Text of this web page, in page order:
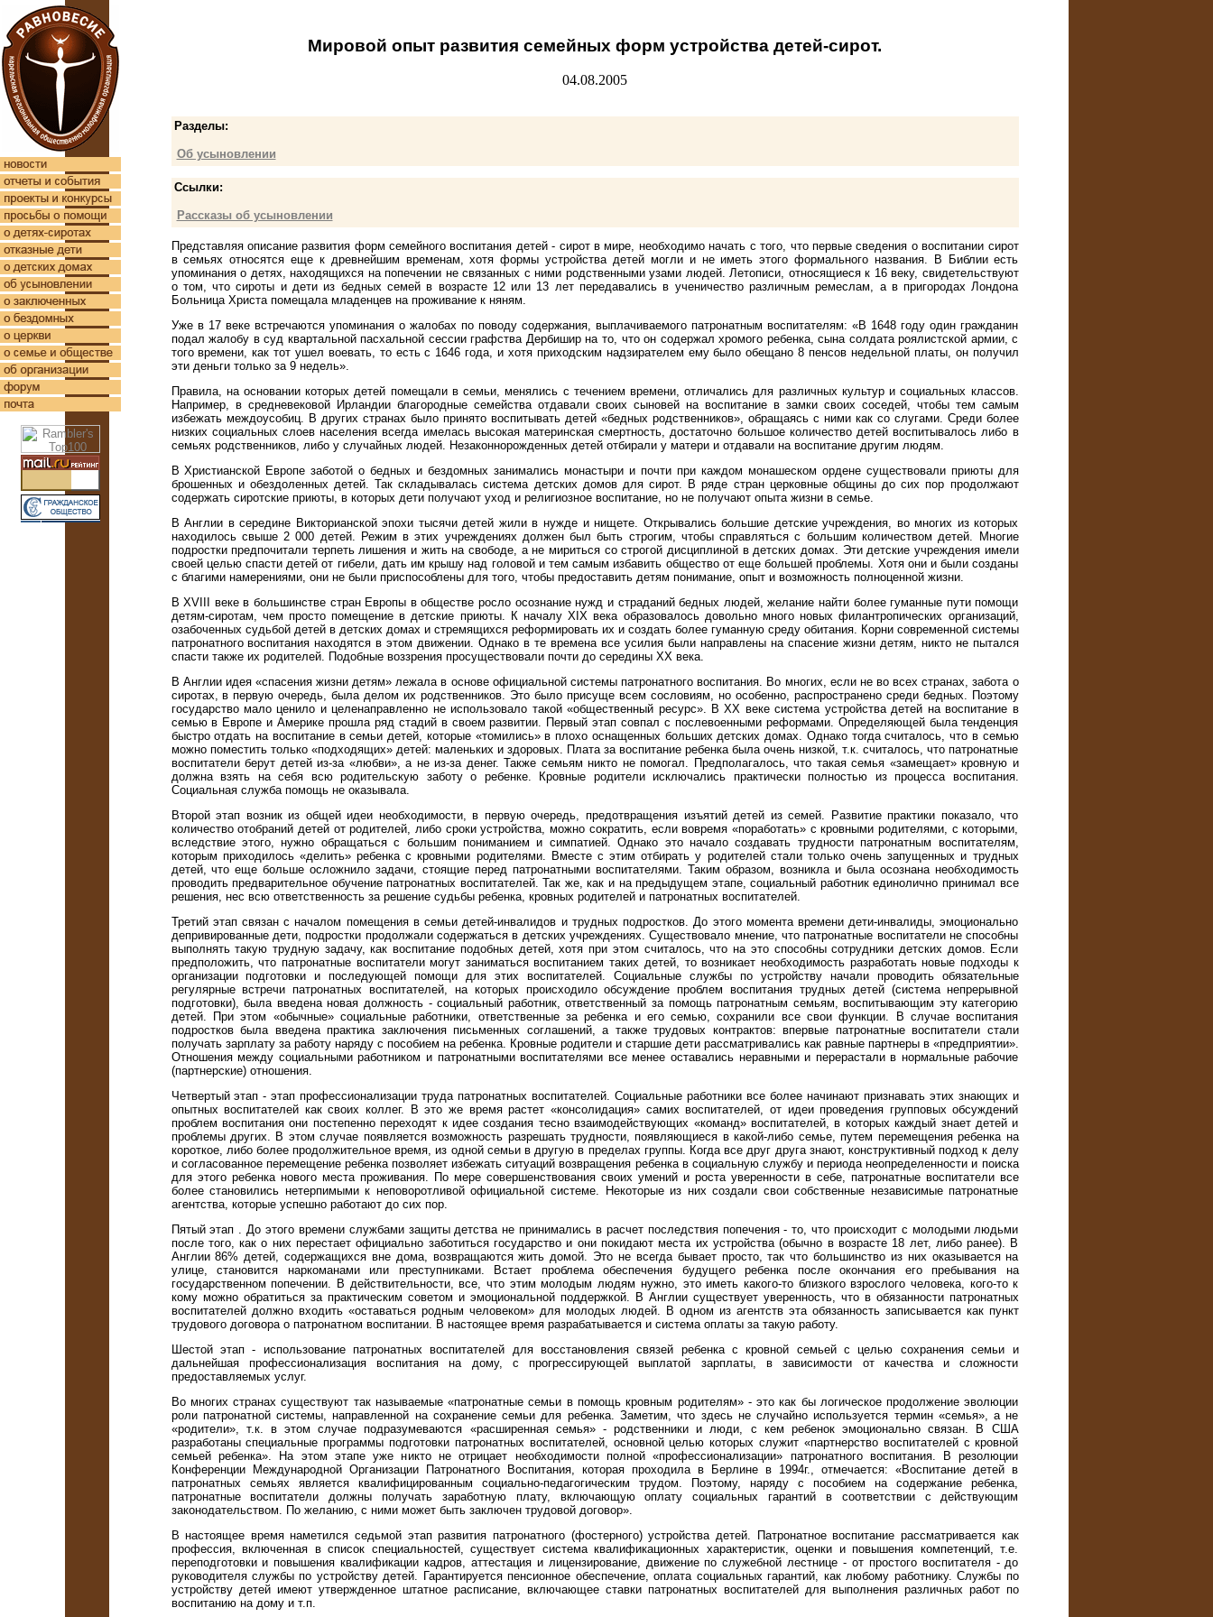
Мировой опыт развития семейных форм устройства детей-сирот.
04.08.2005
Разделы:
Об усыновлении
Ссылки:
Рассказы об усыновлении
Представляя описание развития форм семейного воспитания детей - сирот в мире, необходимо начать с того, что первые сведения о воспитании сирот
в семьях относятся еще к древнейшим временам, хотя формы устройства детей могли и не иметь этого формального названия. В Библии есть
упоминания о детях, находящихся на попечении не связанных с ними родственными узами людей. Летописи, относящиеся к 16 веку, свидетельствуют
о том, что сироты и дети из бедных семей в возрасте 12 или 13 лет передавались в ученичество различным ремеслам, а в пригородах Лондона
Больница Христа помещала младенцев на проживание к няням.
Уже в 17 веке встречаются упоминания о жалобах по поводу содержания, выплачиваемого патронатным воспитателям: «В 1648 году один гражданин
подал жалобу в суд квартальной пасхальной сессии графства Дербишир на то, что он содержал хромого ребенка, сына солдата роялистской армии, с
того времени, как тот ушел воевать, то есть с 1646 года, и хотя приходским надзирателем ему было обещано 8 пенсов недельной платы, он получил
эти деньги только за 9 недель».
Правила, на основании которых детей помещали в семьи, менялись с течением времени, отличались для различных культур и социальных классов.
Например, в средневековой Ирландии благородные семейства отдавали своих сыновей на воспитание в замки своих соседей, чтобы тем самым
избежать междоусобиц. В других странах было принято воспитывать детей «бедных родственников», обращаясь с ними как со слугами. Среди более
низких социальных слоев населения всегда имелась высокая материнская смертность, достаточно большое количество детей воспитывалось либо в
семьях родственников, либо у случайных людей. Незаконнорожденных детей отбирали у матери и отдавали на воспитание другим людям.
В Христианской Европе заботой о бедных и бездомных занимались монастыри и почти при каждом монашеском ордене существовали приюты для
брошенных и обездоленных детей. Так складывалась система детских домов для сирот. В ряде стран церковные общины до сих пор продолжают
содержать сиротские приюты, в которых дети получают уход и религиозное воспитание, но не получают опыта жизни в семье.
В Англии в середине Викторианской эпохи тысячи детей жили в нужде и нищете. Открывались большие детские учреждения, во многих из которых
находилось свыше 2 000 детей. Режим в этих учреждениях должен был быть строгим, чтобы справляться с большим количеством детей. Многие
подростки предпочитали терпеть лишения и жить на свободе, а не мириться со строгой дисциплиной в детских домах. Эти детские учреждения имели
своей целью спасти детей от гибели, дать им крышу над головой и тем самым избавить общество от еще большей проблемы. Хотя они и были созданы
с благими намерениями, они не были приспособлены для того, чтобы предоставить детям понимание, опыт и возможность полноценной жизни.
В XVIII веке в большинстве стран Европы в обществе росло осознание нужд и страданий бедных людей, желание найти более гуманные пути помощи
детям-сиротам, чем просто помещение в детские приюты. К началу XIX века образовалось довольно много новых филантропических организаций,
озабоченных судьбой детей в детских домах и стремящихся реформировать их и создать более гуманную среду обитания. Корни современной системы
патронатного воспитания находятся в этом движении. Однако в те времена все усилия были направлены на спасение жизни детям, никто не пытался
спасти также их родителей. Подобные воззрения просуществовали почти до середины XX века.
В Англии идея «спасения жизни детям» лежала в основе официальной системы патронатного воспитания. Во многих, если не во всех странах, забота о
сиротах, в первую очередь, была делом их родственников. Это было присуще всем сословиям, но особенно, распространено среди бедных. Поэтому
государство мало ценило и целенаправленно не использовало такой «общественный ресурс». В XX веке система устройства детей на воспитание в
семью в Европе и Америке прошла ряд стадий в своем развитии. Первый этап совпал с послевоенными реформами. Определяющей была тенденция
быстро отдать на воспитание в семьи детей, которые «томились» в плохо оснащенных больших детских домах. Однако тогда считалось, что в семью
можно поместить только «подходящих» детей: маленьких и здоровых. Плата за воспитание ребенка была очень низкой, т.к. считалось, что патронатные
воспитатели берут детей из-за «любви», а не из-за денег. Также семьям никто не помогал. Предполагалось, что такая семья «замещает» кровную и
должна взять на себя всю родительскую заботу о ребенке. Кровные родители исключались практически полностью из процесса воспитания.
Социальная служба помощь не оказывала.
Второй этап возник из общей идеи необходимости, в первую очередь, предотвращения изъятий детей из семей. Развитие практики показало, что
количество отобраний детей от родителей, либо сроки устройства, можно сократить, если вовремя «поработать» с кровными родителями, с которыми,
вследствие этого, нужно обращаться с большим пониманием и симпатией. Однако это начало создавать трудности патронатным воспитателям,
которым приходилось «делить» ребенка с кровными родителями. Вместе с этим отбирать у родителей стали только очень запущенных и трудных
детей, что еще больше осложнило задачи, стоящие перед патронатными воспитателями. Таким образом, возникла и была осознана необходимость
проводить предварительное обучение патронатных воспитателей. Так же, как и на предыдущем этапе, социальный работник единолично принимал все
решения, нес всю ответственность за решение судьбы ребенка, кровных родителей и патронатных воспитателей.
Третий этап связан с началом помещения в семьи детей-инвалидов и трудных подростков. До этого момента времени дети-инвалиды, эмоционально
депривированные дети, подростки продолжали содержаться в детских учреждениях. Существовало мнение, что патронатные воспитатели не способны
выполнять такую трудную задачу, как воспитание подобных детей, хотя при этом считалось, что на это способны сотрудники детских домов. Если
предположить, что патронатные воспитатели могут заниматься воспитанием таких детей, то возникает необходимость разработать новые подходы к
организации подготовки и последующей помощи для этих воспитателей. Социальные службы по устройству начали проводить обязательные
регулярные встречи патронатных воспитателей, на которых происходило обсуждение проблем воспитания трудных детей (система непрерывной
подготовки), была введена новая должность - социальный работник, ответственный за помощь патронатным семьям, воспитывающим эту категорию
детей. При этом «обычные» социальные работники, ответственные за ребенка и его семью, сохранили все свои функции. В случае воспитания
подростков была введена практика заключения письменных соглашений, а также трудовых контрактов: впервые патронатные воспитатели стали
получать зарплату за работу наряду с пособием на ребенка. Кровные родители и старшие дети рассматривались как равные партнеры в «предприятии».
Отношения между социальными работником и патронатными воспитателями все менее оставались неравными и перерастали в нормальные рабочие
(партнерские) отношения.
Четвертый этап - этап профессионализации труда патронатных воспитателей. Социальные работники все более начинают признавать этих знающих и
опытных воспитателей как своих коллег. В это же время растет «консолидация» самих воспитателей, от идеи проведения групповых обсуждений
проблем воспитания они постепенно переходят к идее создания тесно взаимодействующих «команд» воспитателей, в которых каждый знает детей и
проблемы других. В этом случае появляется возможность разрешать трудности, появляющиеся в какой-либо семье, путем перемещения ребенка на
короткое, либо более продолжительное время, из одной семьи в другую в пределах группы. Когда все друг друга знают, конструктивный подход к делу
и согласованное перемещение ребенка позволяет избежать ситуаций возвращения ребенка в социальную службу и периода неопределенности и поиска
для этого ребенка нового места проживания. По мере совершенствования своих умений и роста уверенности в себе, патронатные воспитатели все
более становились нетерпимыми к неповоротливой официальной системе. Некоторые из них создали свои собственные независимые патронатные
агентства, которые успешно работают до сих пор.
Пятый этап . До этого времени службами защиты детства не принимались в расчет последствия попечения - то, что происходит с молодыми людьми
после того, как о них перестает официально заботиться государство и они покидают места их устройства (обычно в возрасте 18 лет, либо ранее). В
Англии 86% детей, содержащихся вне дома, возвращаются жить домой. Это не всегда бывает просто, так что большинство из них оказывается на
улице, становится наркоманами или преступниками. Встает проблема обеспечения будущего ребенка после окончания его пребывания на
государственном попечении. В действительности, все, что этим молодым людям нужно, это иметь какого-то близкого взрослого человека, кого-то к
кому можно обратиться за практическим советом и эмоциональной поддержкой. В Англии существует уверенность, что в обязанности патронатных
воспитателей должно входить «оставаться родным человеком» для молодых людей. В одном из агентств эта обязанность записывается как пункт
трудового договора о патронатном воспитании. В настоящее время разрабатывается и система оплаты за такую работу.
Шестой этап - использование патронатных воспитателей для восстановления связей ребенка с кровной семьей с целью сохранения семьи и
дальнейшая профессионализация воспитания на дому, с прогрессирующей выплатой зарплаты, в зависимости от качества и сложности
предоставляемых услуг.
Во многих странах существуют так называемые «патронатные семьи в помощь кровным родителям» - это как бы логическое продолжение эволюции
роли патронатной системы, направленной на сохранение семьи для ребенка. Заметим, что здесь не случайно используется термин «семья», а не
«родители», т.к. в этом случае подразумеваются «расширенная семья» - родственники и люди, с кем ребенок эмоционально связан. В США
разработаны специальные программы подготовки патронатных воспитателей, основной целью которых служит «партнерство воспитателей с кровной
семьей ребенка». На этом этапе уже никто не отрицает необходимости полной «профессионализации» патронатного воспитания. В резолюции
Конференции Международной Организации Патронатного Воспитания, которая проходила в Берлине в 1994г., отмечается: «Воспитание детей в
патронатных семьях является квалифицированным социально-педагогическим трудом. Поэтому, наряду с пособием на содержание ребенка,
патронатные воспитатели должны получать заработную плату, включающую оплату социальных гарантий в соответствии с действующим
законодательством. По желанию, с ними может быть заключен трудовой договор».
В настоящее время наметился седьмой этап развития патронатного (фостерного) устройства детей. Патронатное воспитание рассматривается как
профессия, включенная в список специальностей, существует система квалификационных характеристик, оценки и повышения компетенций, т.е.
переподготовки и повышения квалификации кадров, аттестация и лицензирование, движение по служебной лестнице - от простого воспитателя - до
руководителя службы по устройству детей. Гарантируется пенсионное обеспечение, оплата социальных гарантий, как любому работнику. Службы по
устройству детей имеют утвержденное штатное расписание, включающее ставки патронатных воспитателей для выполнения различных работ по
воспитанию на дому и т.п.